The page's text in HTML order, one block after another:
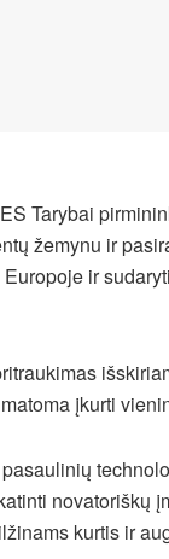
Tarybai
žemynu ir
ir
įkurti
novatoriškų
kurtis ir